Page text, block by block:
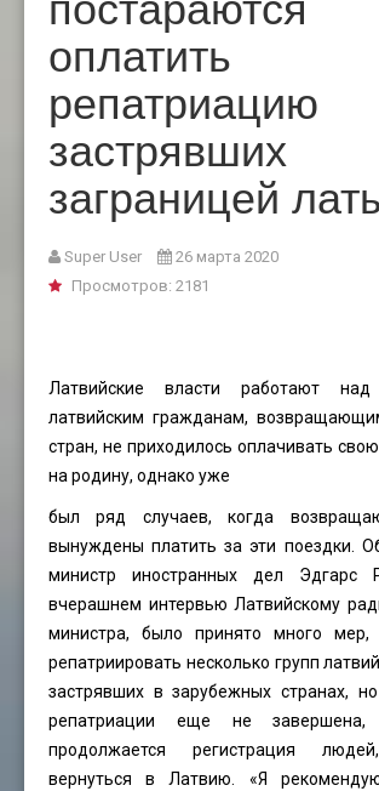
оплатить
репатриацию
застрявших
заграницей
Super User
26 марта 2020
Просмотров: 2181
Латвийские власти работают
латвийским гражданам,
стран, не приходилось оплачивать
на родину, однако уже
был ряд случаев, когда
вынуждены платить за эти поездки.
министр иностранных дел Эдгарс
вчерашнем интервью Латвийскому
министра, было принято много мер,
репатриировать несколько групп
застрявших в зарубежных странах,
репатриации еще не завершена,
продолжается регистрация
вернуться в Латвию. «Я